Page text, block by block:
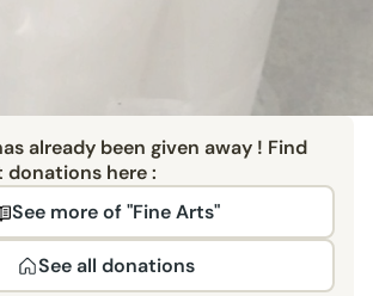
already been given away ! Find
donations here :
See more of "Fine Arts"
See all donations